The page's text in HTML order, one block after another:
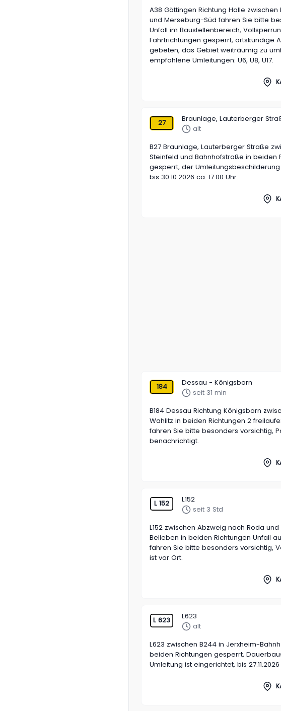
A38 Göttingen Richtung Halle
und Merseburg-Süd fahren Sie bitte
Unfall im Baustellenbereich,
Fahrtrichtungen gesperrt, ortskundige
gebeten, das Gebiet weiträumig zu
empfohlene Umleitungen: U6, U8, U17.
27
Braunlage, Lauterberger
alt
B27 Braunlage, Lauterberger Straße
Steinfeld und Bahnhofstraße in beiden
gesperrt, der
bis 30.10.2026 ca. 17:00 Uhr.
184
Dessau - Königsborn
seit 31 min
B184 Dessau Richtung Königsborn
Wahlitz in beiden Richtungen 2
fahren Sie bitte besonders vorsichtig,
benachrichtigt.
L 152
L152
seit 3 Std
L152 zwischen Abzweig nach Roda
Belleben in beiden Richtungen Unfall
fahren Sie bitte besonders vorsichtig,
ist vor Ort.
L 623
L623
alt
L623 zwischen B244 in Jerxheim-
beiden Richtungen gesperrt,
Umleitung ist eingerichtet, bis 27.11.2026